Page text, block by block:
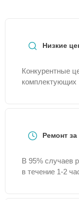
Низкие
Конкурентные
комплектующих
Ремонт за
В 95% случаев
в течение 1-2